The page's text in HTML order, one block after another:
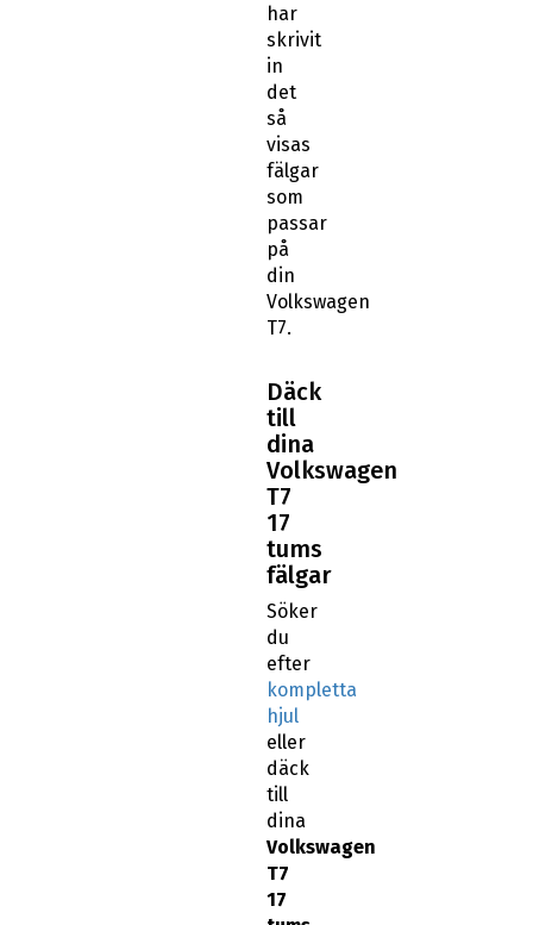
har
skrivit
in
det
så
visas
fälgar
som
passar
på
din
Volkswagen
T7.
Däck
till
dina
Volkswagen
T7
17
tums
fälgar
Söker
du
efter
kompletta
hjul
eller
däck
till
dina
Volkswagen
T7
17